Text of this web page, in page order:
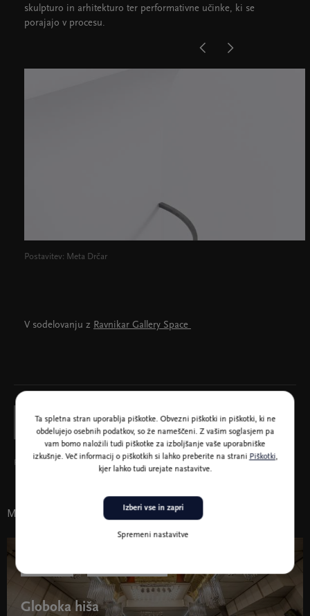
skulpturo in arhitekturo ter performativne učinke, ki se
porajajo v procesu.
Postavitev: Meta Drčar
V sodelovanju z Ravnikar Gallery Space
Pokroviteljica Male galerije
Morda vas zanima tudi
Globoka hiša
Ta spletna stran uporablja piškotke. Obvezni piškotki in piškotki, ki ne
obdelujejo osebnih podatkov, so že nameščeni. Z vašim soglasjem pa
vam bomo naložili tudi piškotke za izboljšanje vaše uporabniške
izkušnje. Več informacij o piškotkih si lahko preberite na strani Piškotki,
kjer lahko tudi urejate nastavitve.
Spremeni nastavitve
Izberi vse in zapri